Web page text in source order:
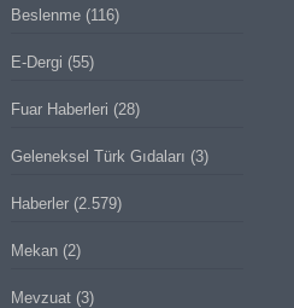
Beslenme(116)
E-Dergi (55)
Fuar Haberleri (28)
Geleneksel Türk Gıdaları (3)
Haberler(2.579)
Mekan(2)
Mevzuat(3)